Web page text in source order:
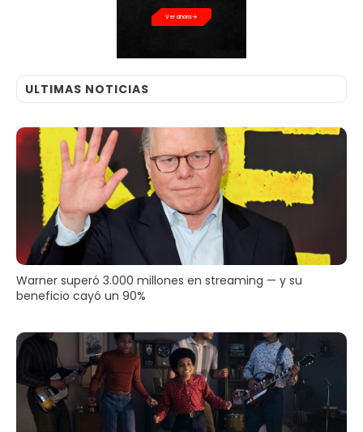
Ver ahora
ULTIMAS NOTICIAS
Warner superó 3.000 millones en streaming — y su
beneficio cayó un 90%